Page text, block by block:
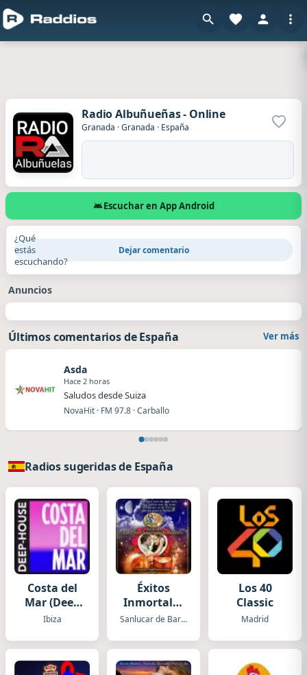
Radio Albuñueñas - Online
Granada ·Granada · España
Escuchar en App Android
¿Qué
estás
escuchando?
Dejar comentario
Anuncios
Últimos comentarios de España Ver más
Asda
Hace 2 horas
Saludos desde Suiza
NovaHit · FM 97.8 · Carballo
Radios sugeridas de España
Costa del
Mar (Deep
House)
Ibiza
Éxitos
Inmortales
RomanticosSanlucar de Barrameda
Los 40
Classic
Madrid